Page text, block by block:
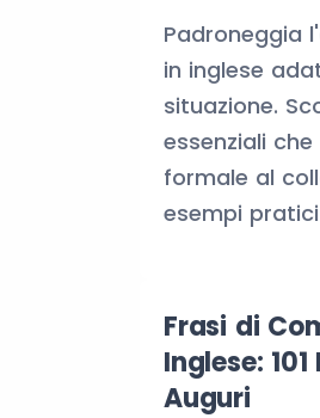
Padroneggia
in inglese
situazione.
essenziali
formale al
esempi
Frasi di
Inglese:
Auguri